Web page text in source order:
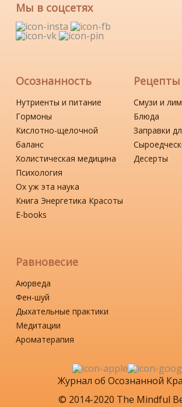
Мы в соцсетях
Осознанность
Нутриенты и питание
Гормоны
Кислотно-щелочной
баланс
Холистическая медицина
Психология
Ох уж эта наука
Книга Энергетика Красоты
Е-books
Рецепты
Смузи и
Блюда
Заправки
Десерты
Равновесие
Аюрведа
Фен-шуй
Дыхательные практики
Медитации
Ароматерапия
Журнал об Осознанной
© 2014-2020 The Mindful